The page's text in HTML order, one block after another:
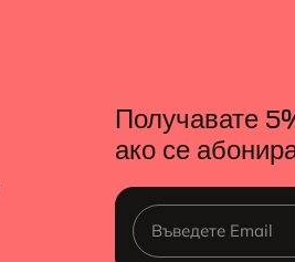
Получавате
ако се